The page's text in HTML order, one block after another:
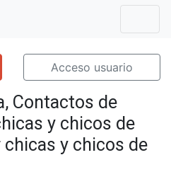
Acceso usuario
Contactos de
y chicos de
y chicos de